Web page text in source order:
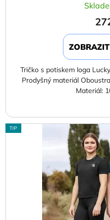
Tričko s potiskem loga
Prodyšný materiál
Materiál:
TIP